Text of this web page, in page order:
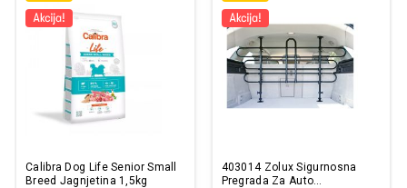
Calibra Dog Life Senior Small
Breed Jagnjetina 1,5kg
403014 Zolux Sigurnosna
Pregrada Za Auto